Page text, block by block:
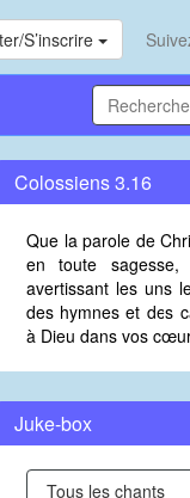
S’inscrire
Colossiens 3.16
Que la parole de
en toute
avertissant les uns
des hymnes et des
à Dieu dans vos
Juke-box